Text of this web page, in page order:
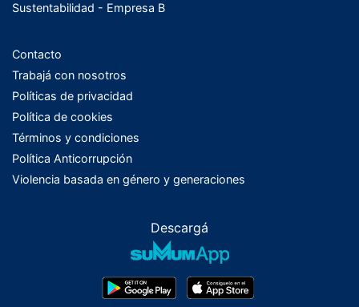
Sustentabilidad - Empresa B
Contacto
Trabajá con nosotros
Políticas de privacidad
Política de cookies
Términos y condiciones
Política Anticorrupción
Violencia basada en género y generaciones
Descargá